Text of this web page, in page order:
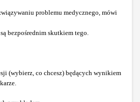
problemu medycznego, mówi
bezpośrednim skutkiem tego.
(wybierz, co chcesz) będących wynikiem